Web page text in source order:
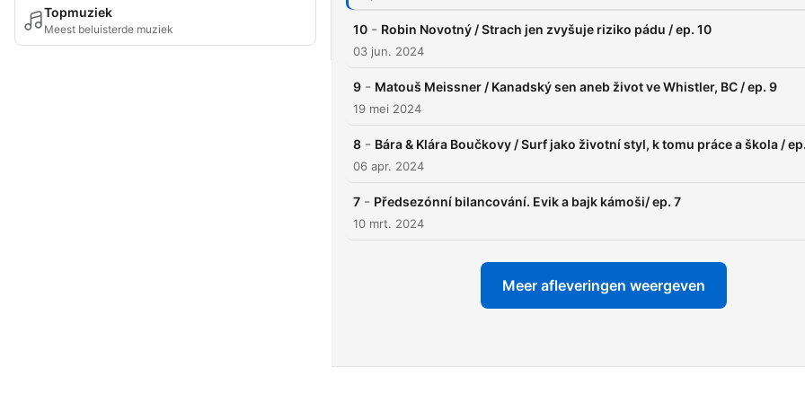
Topmuziek
Meest beluisterde muziek 10 - Robin Novotný / Strach jen zvyšuje riziko pádu / ep. 10
03 jun. 2024
9 - Matouš Meissner / Kanadský sen aneb život ve Whistler, BC / ep. 9
19 mei 2024
8 - Bára & Klára Boučkovy / Surf jako životní styl, k tomu práce a škola /
06 apr. 2024
7 - Předsezónní bilancování. Evik a bajk kámoši/ ep. 7
10 mrt. 2024
Meer afleveringen weergeven